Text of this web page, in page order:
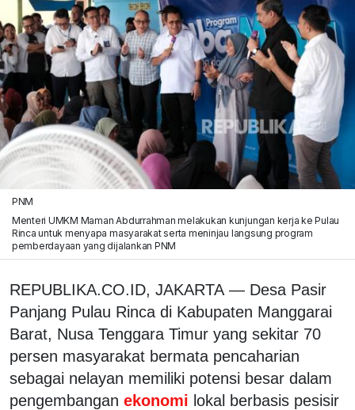
PNM
Menteri UMKM Maman Abdurrahman melakukan kunjungan kerja ke Pulau
Rinca untuk menyapa masyarakat serta meninjau langsung program
pemberdayaan yang dijalankan PNM
REPUBLIKA.CO.ID, JAKARTA — Desa Pasir
Panjang Pulau Rinca di Kabupaten Manggarai
Barat, Nusa Tenggara Timur yang sekitar 70
persen masyarakat bermata pencaharian
sebagai nelayan memiliki potensi besar dalam
pengembangan ekonomi lokal berbasis pesisir